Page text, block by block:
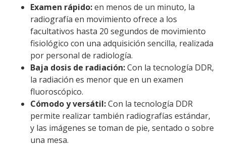
Examen rápido:en menos de un minuto, la
radiografía en movimiento ofrece a los
facultativos hasta 20 segundos de movimiento
fisiológico con una adquisición sencilla, realizada
por personal de radiología.
Baja dosis de radiación:Con la tecnología DDR,
la radiación es menor que en un examen
fluoroscópico.
Cómodo y versátil:Con la tecnología DDR
permite realizar también radiografías estándar,
y las imágenes se toman de pie, sentado o sobre
una mesa.